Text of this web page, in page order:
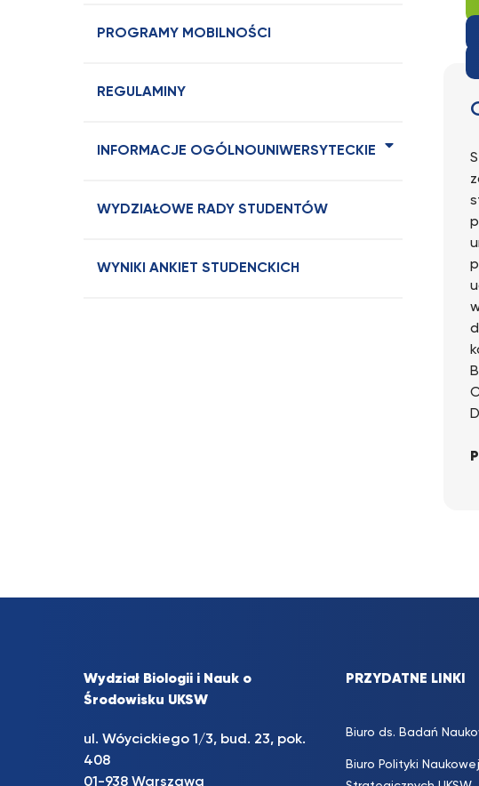
PROGRAMY MOBILNOŚCI
REGULAMINY
INFORMACJE OGÓLNOUNIWERSYTECKIE
WYDZIAŁOWE RADY STUDENTÓW
WYNIKI ANKIET STUDENCKICH
Wydział Biologii i Nauk o
Środowisku UKSW
ul. Wóycickiego 1/3, bud. 23, pok.
408
01-938 Warszawa
PRZYDATNE LINKI
Biuro ds. Badań
Biuro Polityki